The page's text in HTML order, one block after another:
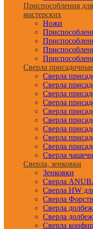
Приспособления
мастерских
Ножи
Сверла присадочные
Сверла
Сверла
Сверла
Сверла
Сверла
Сверла
Сверла
Сверла
Сверла
Сверла
Сверла, зенковки
Зенковки
Сверла
Сверла HW
Сверла
Сверла
Сверла
Сверла